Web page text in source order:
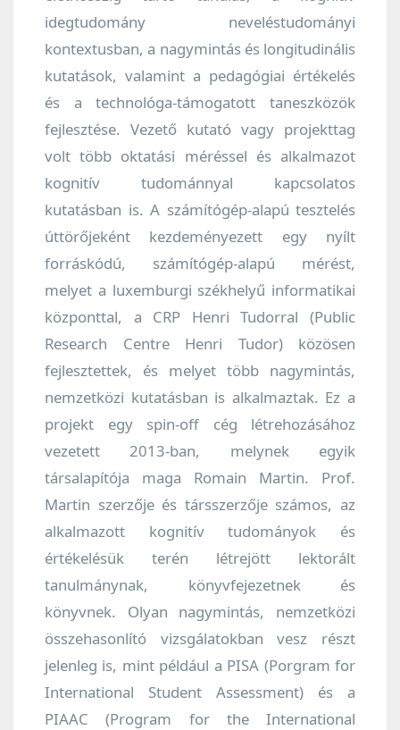
idegtudomány neveléstudományi
kontextusban, a nagymintás és longitudinális
kutatások, valamint a pedagógiai értékelés
és a technológa-támogatott taneszközök
fejlesztése. Vezető kutató vagy projekttag
volt több oktatási méréssel és alkalmazot
kognitív tudománnyal kapcsolatos
kutatásban is. A számítógép-alapú tesztelés
úttörőjeként kezdeményezett egy nyílt
forráskódú, számítógép-alapú mérést,
melyet a luxemburgi székhelyű informatikai
központtal, a CRP Henri Tudorral (Public
Research Centre Henri Tudor) közösen
fejlesztettek, és melyet több nagymintás,
nemzetközi kutatásban is alkalmaztak. Ez a
projekt egy spin-off cég létrehozásához
vezetett 2013-ban, melynek egyik
társalapítója maga Romain Martin. Prof.
Martin szerzője és társszerzője számos, az
alkalmazott kognitív tudományok és
értékelésük terén létrejött lektorált
tanulmánynak, könyvfejezetnek és
könyvnek. Olyan nagymintás, nemzetközi
összehasonlító vizsgálatokban vesz részt
jelenleg is, mint például a PISA (Porgram for
International Student Assessment) és a
PIAAC (Program for the International